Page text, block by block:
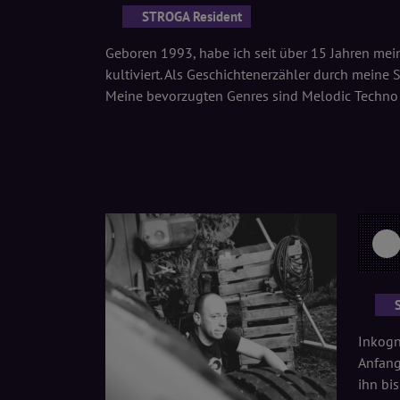
STROGA Resident
Geboren 1993, habe ich seit über 15 Jahren
kultiviert. Als Geschichtenerzähler durch
Meine bevorzugten Genres sind Melodic
ihn